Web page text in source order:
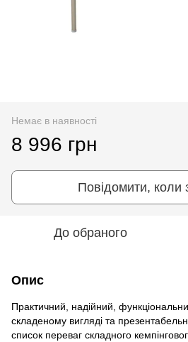
Немає в наявності
8 996 грн
Повідомити, коли
До обраного
Опис
Практичний, надійний,
складеному вигляді та
список переваг складного